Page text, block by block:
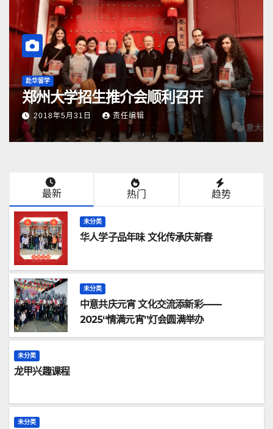
赴华留学
郑州大学招生推介会顺利召开
2018年5月31日 责任编辑
最新 热门 趋势
未分类
华人学子品年味 文化传承庆新春
未分类
中意共庆元宵 文化交流添新彩——
2025“情满元宵”灯会圆满举办
未分类
龙甲兴趣课程
未分类